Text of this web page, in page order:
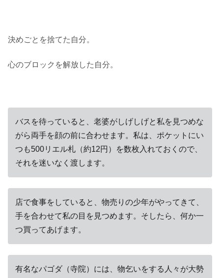
決めごとを捨てた自分。
心のブロックを解放した自分。
バスを待っていると、老婆がしげしげと私を見つめな
がら両手を顔の前に合わせます。私は、ポケットにい
つも500リエル札（約12円）を数枚入れておくので、
それを迷いなく渡します。
店で食事をしていると、物売りの少年がやってきて、
手を合わせて私の目を見つめます。そしたら、何か一
つ買ってあげます。
有名なパゴダ（寺院）には、物乞いをする人々が大勢